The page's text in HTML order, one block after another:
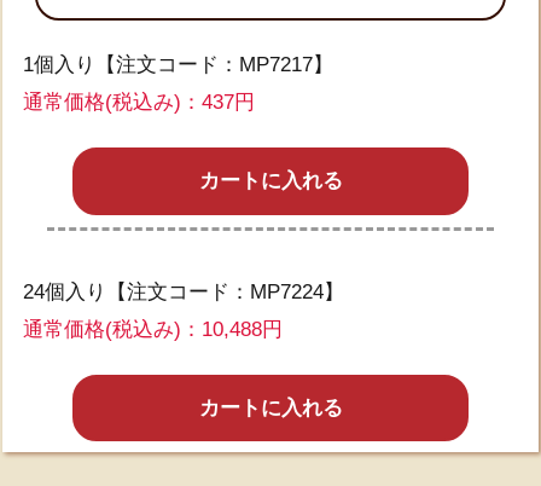
1個入り【注文コード：MP7217】
通常価格(税込み)：437円
カートに入れる
24個入り【注文コード：MP7224】
通常価格(税込み)：10,488円
カートに入れる